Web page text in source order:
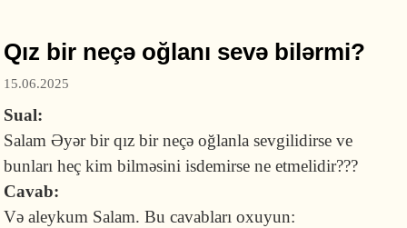
Qız bir neçə oğlanı sevə bilərmi?
15.06.2025
Sual:
Salam Əyər bir qız bir neçə oğlanla sevgilidirse ve
bunları heç kim bilməsini isdemirse ne etmelidir???
Cavab:
Və aleykum Salam. Bu cavabları oxuyun: